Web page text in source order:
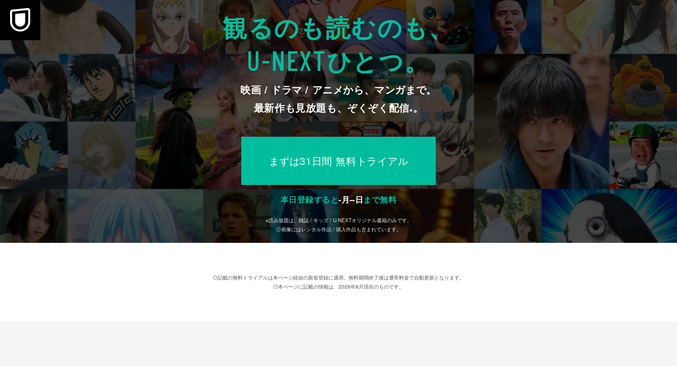
本文へスキップ
まずは31日間 無料トライアル
観るのも読むのも、
U-NEXTひとつ。
映画 / ドラマ / アニメから、マンガまで。
最新作も見放題も、ぞくぞく配信※ 。
まずは31日間 無料トライアル
本日登録すると-月--日 まで無料
※読み放題は、雑誌 / キッズ / U-NEXTオリジナル書籍のみです。
◎画像にはレンタル作品 / 購入作品も含まれています。
◎記載の無料トライアルは本ページ経由の新規登録に適用。無料期間終了後は通常料金で自動更新となります。
◎本ページに記載の情報は、2026年8月現在のものです。